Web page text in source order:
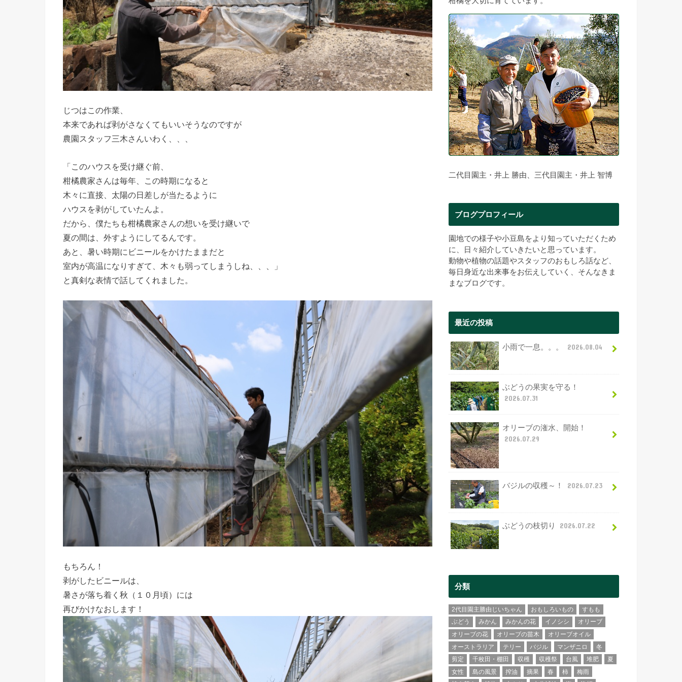
じつはこの作業、
本来であれば剥がさなくてもいいそうなのですが
農園スタッフ三木さんいわく、、、
「このハウスを受け継ぐ前、
柑橘農家さんは毎年、この時期になると
木々に直接、太陽の日差しが当たるように
ハウスを剥がしていたんよ。
だから、僕たちも柑橘農家さんの想いを受け継いで
夏の間は、外すようにしてるんです。
あと、暑い時期にビニールをかけたままだと
室内が高温になりすぎて、木々も弱ってしまうしね、、、」
と真剣な表情で話してくれました。
もちろん！
剥がしたビニールは、
暑さが落ち着く秋（１０月頃）には
再びかけなおします！
二代目園主・井上 勝由、三代目園主・井上 智博
ブログプロフィール
園地での様子や小豆島をより知っていただくため
に、日々紹介していきたいと思っています。
動物や植物の話題やスタッフのおもしろ話など、
毎日身近な出来事をお伝えしていく、そんなきま
まなブログです。
最近の投稿
小雨で一息。。。 2026.08.04
ぶどうの果実を守る！
2026.07.31
オリーブの潅水、開始！
2026.07.29
バジルの収穫～！ 2026.07.23
ぶどうの枝切り 2026.07.22
分類
2代目園主勝由じいちゃん おもしろいもの
すもも
ぶどう
みかん みかんの花 イノシシ
オリーブ
オリーブの花
オリーブの苗木
オリーブオイル
オーストラリア
テリー バジル マンザニロ
冬
剪定
千枚田・棚田 収穫 収穫祭 台風 堆肥
夏
女性
島の風景 搾油 摘果 春 柿
梅雨